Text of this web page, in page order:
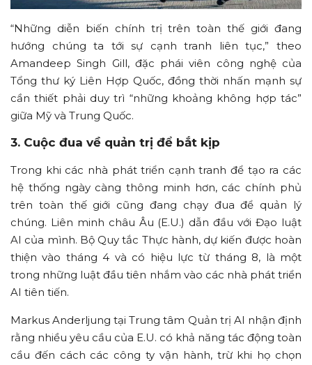
“Những diễn biến chính trị trên toàn thế giới đang
hướng chúng ta tới sự cạnh tranh liên tục,” theo
Amandeep Singh Gill, đặc phái viên công nghệ của
Tổng thư ký Liên Hợp Quốc, đồng thời nhấn mạnh sự
cần thiết phải duy trì “những khoảng không hợp tác”
giữa Mỹ và Trung Quốc.
3. Cuộc đua về quản trị để bắt kịp
Trong khi các nhà phát triển cạnh tranh để tạo ra các
hệ thống ngày càng thông minh hơn, các chính phủ
trên toàn thế giới cũng đang chạy đua để quản lý
chúng. Liên minh châu Âu (E.U.) dẫn đầu với Đạo luật
AI của mình. Bộ Quy tắc Thực hành, dự kiến được hoàn
thiện vào tháng 4 và có hiệu lực từ tháng 8, là một
trong những luật đầu tiên nhắm vào các nhà phát triển
AI tiên tiến.
Markus Anderljung tại Trung tâm Quản trị AI nhận định
rằng nhiều yêu cầu của E.U. có khả năng tác động toàn
cầu đến cách các công ty vận hành, trừ khi họ chọn